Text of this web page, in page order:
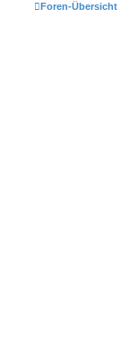
Foren-Übersicht